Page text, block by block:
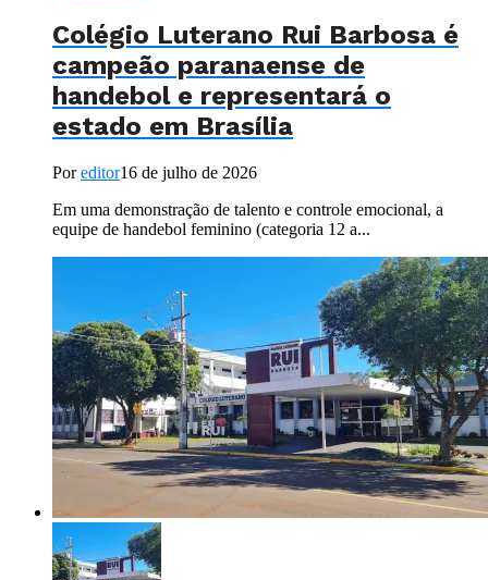
Colégio Luterano Rui Barbosa é
campeão paranaense de
handebol e representará o
estado em Brasília
Poreditor16 de julho de 2026
Em uma demonstração de talento e controle emocional, a
equipe de handebol feminino (categoria 12 a...